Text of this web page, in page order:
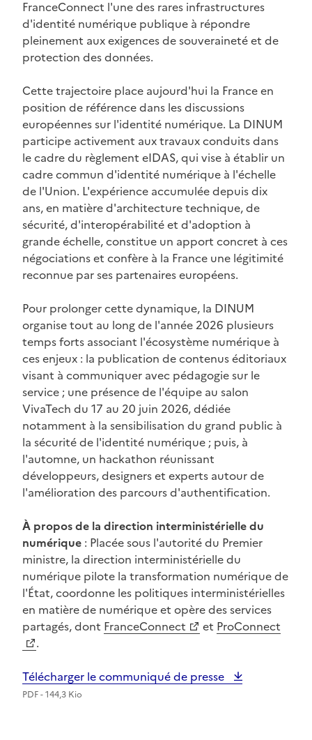
FranceConnect l'une des rares infrastructures
d'identité numérique publique à répondre
pleinement aux exigences de souveraineté et de
protection des données.
Cette trajectoire place aujourd'hui la France en
position de référence dans les discussions
européennes sur l'identité numérique. La DINUM
participe activement aux travaux conduits dans
le cadre du règlement eIDAS, qui vise à établir un
cadre commun d'identité numérique à l'échelle
de l'Union. L'expérience accumulée depuis dix
ans, en matière d'architecture technique, de
sécurité, d'interopérabilité et d'adoption à
grande échelle, constitue un apport concret à ces
négociations et confère à la France une légitimité
reconnue par ses partenaires européens.
Pour prolonger cette dynamique, la DINUM
organise tout au long de l'année 2026 plusieurs
temps forts associant l'écosystème numérique à
ces enjeux : la publication de contenus éditoriaux
visant à communiquer avec pédagogie sur le
service ; une présence de l'équipe au salon
VivaTech du 17 au 20 juin 2026, dédiée
notamment à la sensibilisation du grand public à
la sécurité de l'identité numérique ; puis, à
l'automne, un hackathon réunissant
développeurs, designers et experts autour de
l'amélioration des parcours d'authentification.
À propos de la direction interministérielle du
numérique : Placée sous l'autorité du Premier
ministre, la direction interministérielle du
numérique pilote la transformation numérique de
l'État, coordonne les politiques interministérielles
en matière de numérique et opère des services
partagés, dont
(Ouvre une nouvelle fenêtre)
FranceConnect
et
(Ouvre une nouvelle fenêtre)
ProConnect
.
Télécharger le communiqué de presse
PDF - 144,3 Kio